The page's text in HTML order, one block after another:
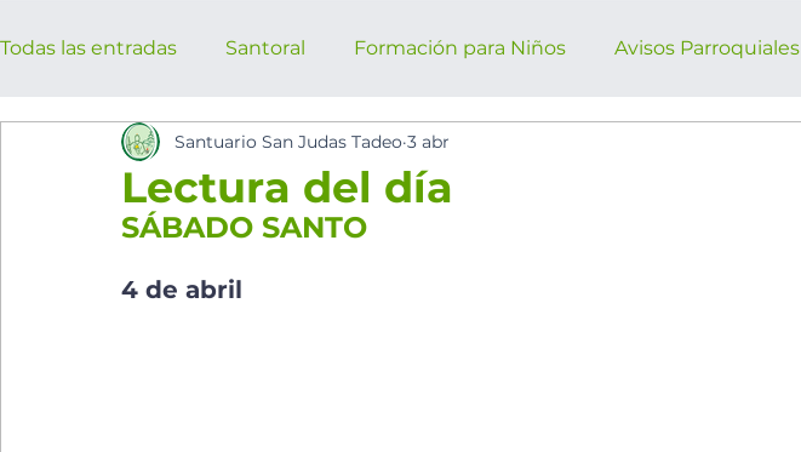
Todas las entradas Santoral Formación para Niños Avisos Parroquiales
los cinco minutos del espíritu Sant Eventos Parroquiales
Lectura del día
Santuario San Judas Tadeo 3 abr
SÁBADO SANTO
4 de abril